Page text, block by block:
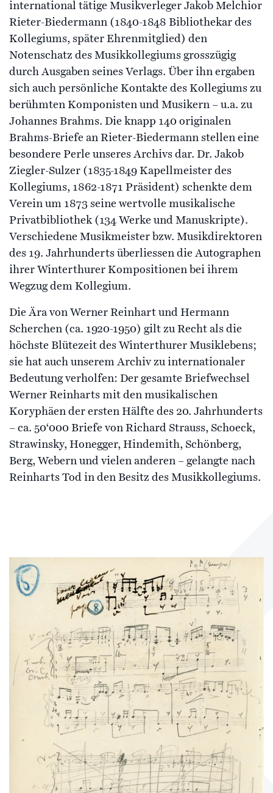
international tätige Musikverleger Jakob Melchior
Rieter-Biedermann (1840-1848 Bibliothekar des
Kollegiums, später Ehrenmitglied) den
Notenschatz des Musikkollegiums grosszügig
durch Ausgaben seines Verlags. Über ihn ergaben
sich auch persönliche Kontakte des Kollegiums zu
berühmten Komponisten und Musikern – u.a. zu
Johannes Brahms. Die knapp 140 originalen
Brahms-Briefe an Rieter-Biedermann stellen eine
besondere Perle unseres Archivs dar. Dr. Jakob
Ziegler-Sulzer (1835-1849 Kapellmeister des
Kollegiums, 1862-1871 Präsident) schenkte dem
Verein um 1873 seine wertvolle musikalische
Privatbibliothek (134 Werke und Manuskripte).
Verschiedene Musikmeister bzw. Musikdirektoren
des 19. Jahrhunderts überliessen die Autographen
ihrer Winterthurer Kompositionen bei ihrem
Wegzug dem Kollegium.
Die Ära von Werner Reinhart und Hermann
Scherchen (ca. 1920-1950) gilt zu Recht als die
höchste Blütezeit des Winterthurer Musiklebens;
sie hat auch unserem Archiv zu internationaler
Bedeutung verholfen: Der gesamte Briefwechsel
Werner Reinharts mit den musikalischen
Koryphäen der ersten Hälfte des 20. Jahrhunderts
– ca. 50‘000 Briefe von Richard Strauss, Schoeck,
Strawinsky, Honegger, Hindemith, Schönberg,
Berg, Webern und vielen anderen – gelangte nach
Reinharts Tod in den Besitz des Musikkollegiums.